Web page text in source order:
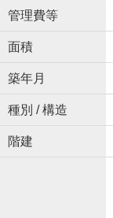
管理費等
面積
築年月
種別 / 構造
階建